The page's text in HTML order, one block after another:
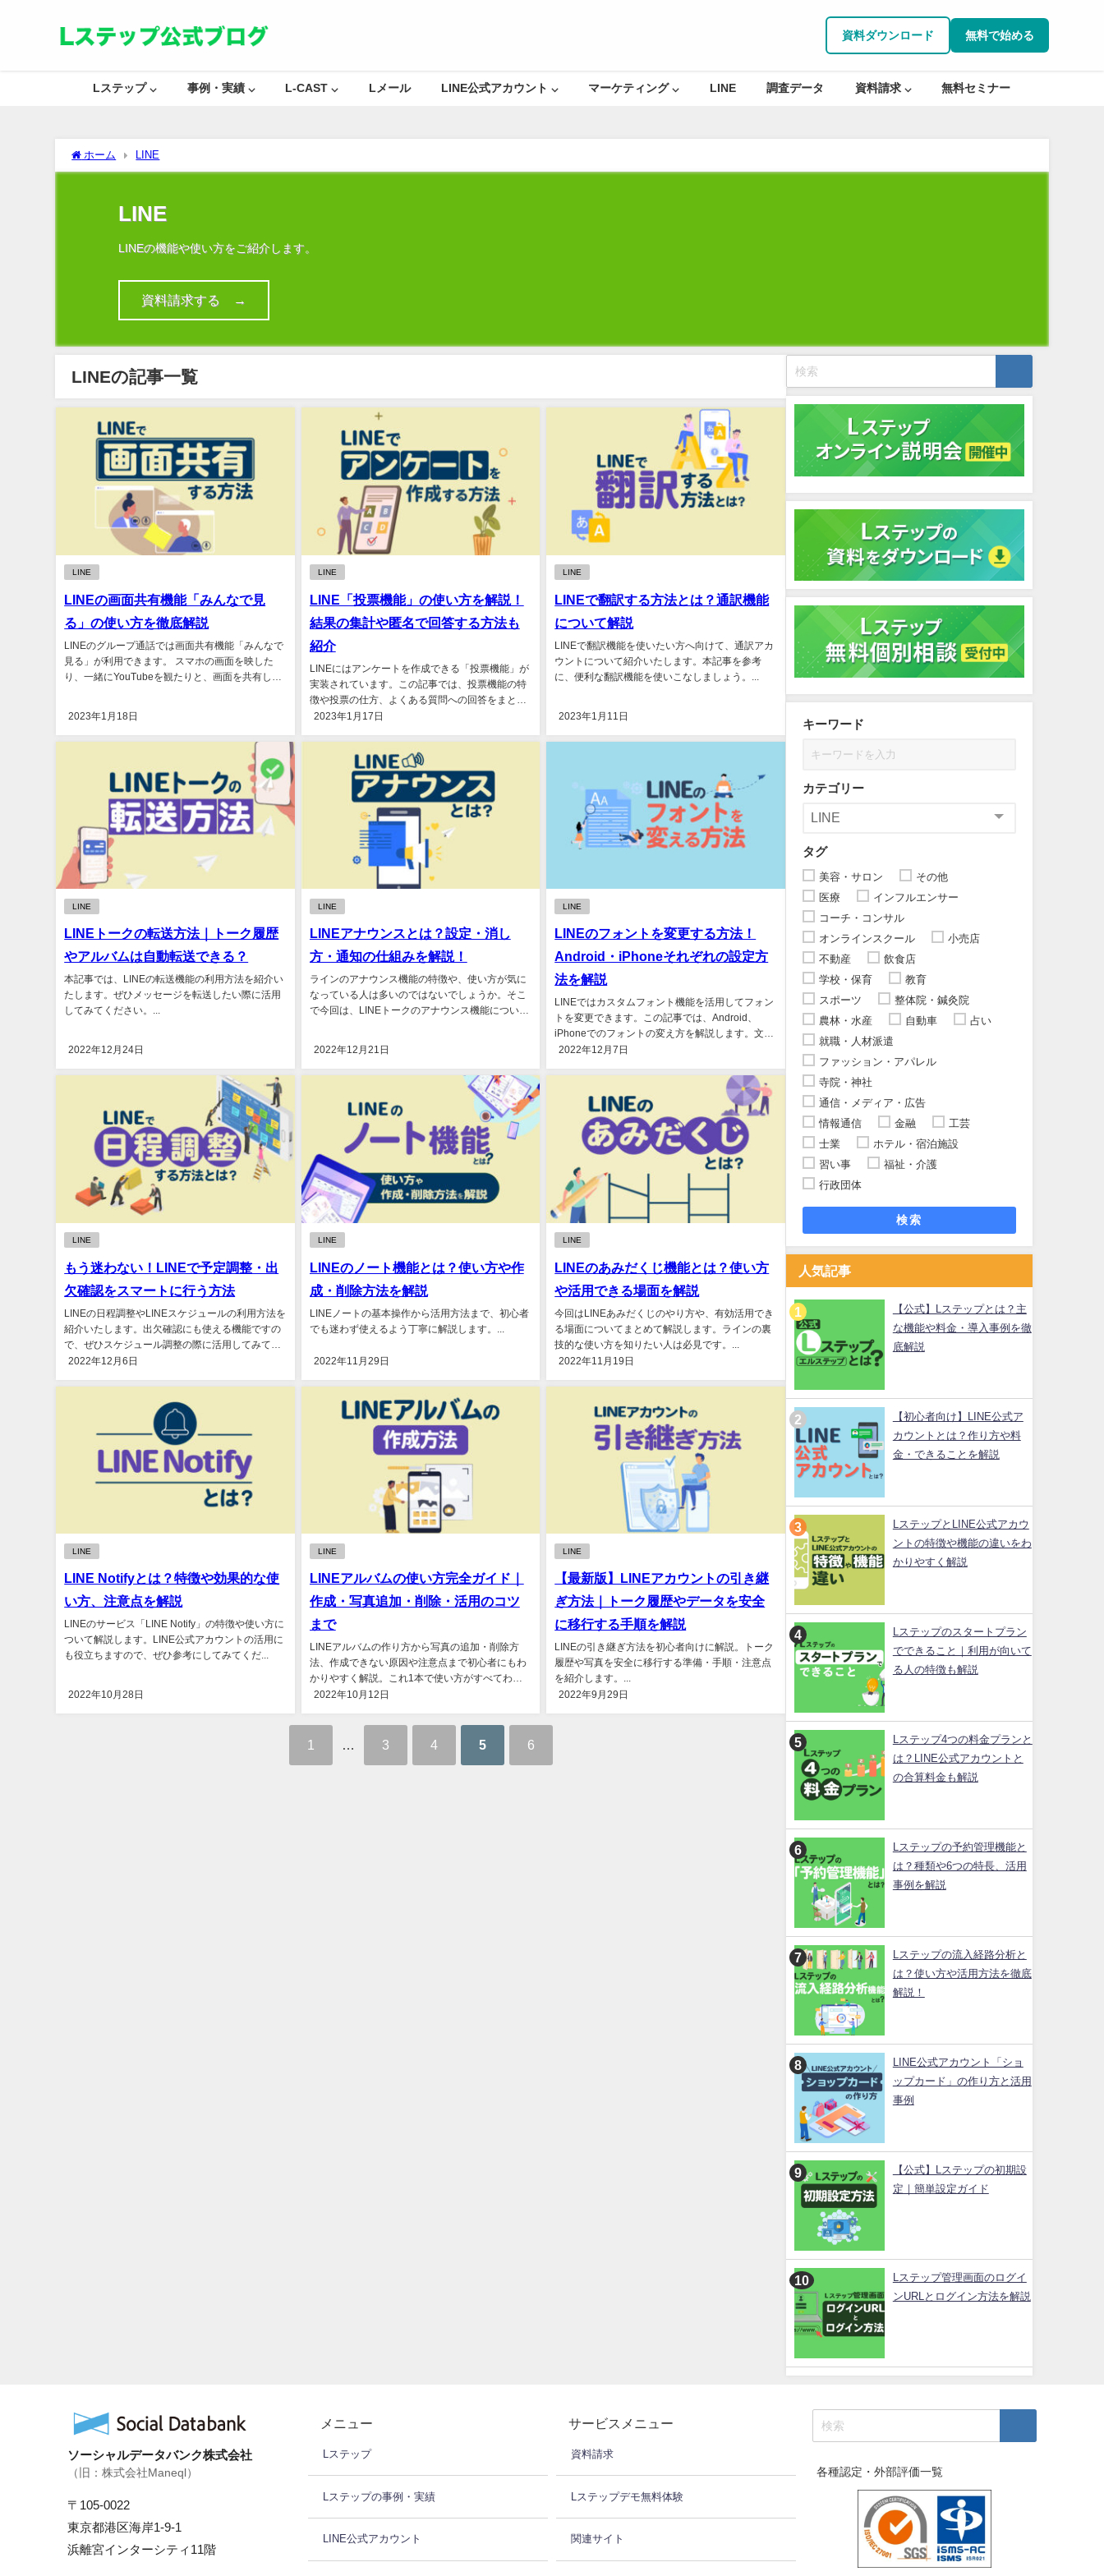
資料ダウンロード 無料で始める
Lステップ ⌵ 事例・実績 ⌵ L-CAST ⌵ Lメール LINE公式アカウント ⌵ マーケティング ⌵ LINE 調査データ 資料請求 ⌵ 無料セミナー
ホーム LINE
LINE
LINEの機能や使い方をご紹介します。
資料請求する →
LINEの記事一覧
LINE
LINEの画面共有機能「みんなで見
る」の使い方を徹底解説
LINEのグループ通話では画面共有機能「みんなで
見る」が利用できます。 スマホの画面を映した
り、一緒にYouTubeを観たりと、画面を共有しな
2023年1月18日
LINE
LINE「投票機能」の使い方を解説！
結果の集計や匿名で回答する方法も
紹介
LINEにはアンケートを作成できる「投票機能」が
実装されています。この記事では、投票機能の特
徴や投票の仕方、よくある質問への回答をまとめ
て解説します。...
2023年1月17日
LINE
LINEで翻訳する方法とは？通訳機能
について解説
LINEで翻訳機能を使いたい方へ向けて、通訳アカ
ウントについて紹介いたします。本記事を参考
に、便利な翻訳機能を使いこなしましょう。...
2023年1月11日
LINE
LINEトークの転送方法｜トーク履歴
やアルバムは自動転送できる？
本記事では、LINEの転送機能の利用方法を紹介い
たします。ぜひメッセージを転送したい際に活用
してみてください。...
2022年12月24日
LINE
LINEアナウンスとは？設定・消し
方・通知の仕組みを解説！
ラインのアナウンス機能の特徴や、使い方が気に
なっている人は多いのではないでしょうか。そこ
で今回は、LINEトークのアナウンス機能について
2022年12月21日
LINE
LINEのフォントを変更する方法！
Android・iPhoneそれぞれの設定方
法を解説
LINEではカスタムフォント機能を活用してフォン
トを変更できます。この記事では、Android、
iPhoneでのフォントの変え方を解説します。文字
を可愛くおしゃ...
2022年12月7日
LINE
もう迷わない！LINEで予定調整・出
欠確認をスマートに行う方法
LINEの日程調整やLINEスケジュールの利用方法を
紹介いたします。出欠確認にも使える機能ですの
で、ぜひスケジュール調整の際に活用してみてく
ださい。...
2022年12月6日
LINE
LINEのノート機能とは？使い方や作
成・削除方法を解説
LINEノートの基本操作から活用方法まで、初心者
でも迷わず使えるよう丁寧に解説します。...
2022年11月29日
LINE
LINEのあみだくじ機能とは？使い方
や活用できる場面を解説
今回はLINEあみだくじのやり方や、有効活用でき
る場面についてまとめて解説します。ラインの裏
技的な使い方を知りたい人は必見です。...
2022年11月19日
LINE
LINE Notifyとは？特徴や効果的な使
い方、注意点を解説
LINEのサービス「LINE Notify」の特徴や使い方に
ついて解説します。LINE公式アカウントの活用に
も役立ちますので、ぜひ参考にしてみてくだ...
2022年10月28日
LINE
LINEアルバムの使い方完全ガイド｜
作成・写真追加・削除・活用のコツ
まで
LINEアルバムの作り方から写真の追加・削除方
法、作成できない原因や注意点まで初心者にもわ
かりやすく解説。これ1本で使い方がすべてわか
ります！...
2022年10月12日
LINE
【最新版】LINEアカウントの引き継
ぎ方法｜トーク履歴やデータを安全
に移行する手順を解説
LINEの引き継ぎ方法を初心者向けに解説。トーク
履歴や写真を安全に移行する準備・手順・注意点
を紹介します。...
2022年9月29日
1 3 4 5 6
キーワード
カテゴリー
タグ
美容・サロン
その他
医療
インフルエンサー
コーチ・コンサル
オンラインスクール
小売店
不動産
飲食店
学校・保育
教育
スポーツ
整体院・鍼灸院
農林・水産
自動車
占い
就職・人材派遣
ファッション・アパレル
寺院・神社
通信・メディア・広告
情報通信
金融
工芸
士業
ホテル・宿泊施設
習い事
福祉・介護
行政団体
検索
人気記事
【公式】Lステップとは？主
な機能や料金・導入事例を徹
底解説
【初心者向け】LINE公式ア
カウントとは？作り方や料
金・できることを解説
LステップとLINE公式アカウ
ントの特徴や機能の違いをわ
かりやすく解説
Lステップのスタートプラン
でできること｜利用が向いて
る人の特徴も解説
Lステップ4つの料金プランと
は？LINE公式アカウントと
の合算料金も解説
Lステップの予約管理機能と
は？種類や6つの特長、活用
事例を解説
Lステップの流入経路分析と
は？使い方や活用方法を徹底
解説！
LINE公式アカウント「ショ
ップカード」の作り方と活用
事例
【公式】Lステップの初期設
定｜簡単設定ガイド
Lステップ管理画面のログイ
ンURLとログイン方法を解説
ソーシャルデータバンク株式会社
（旧：株式会社Maneql）
〒105-0022
東京都港区海岸1-9-1
浜離宮インターシティ11階
メニュー
Lステップ
Lステップの事例・実績
LINE公式アカウント
サービスメニュー
資料請求
Lステップデモ無料体験
関連サイト
各種認定・外部評価一覧